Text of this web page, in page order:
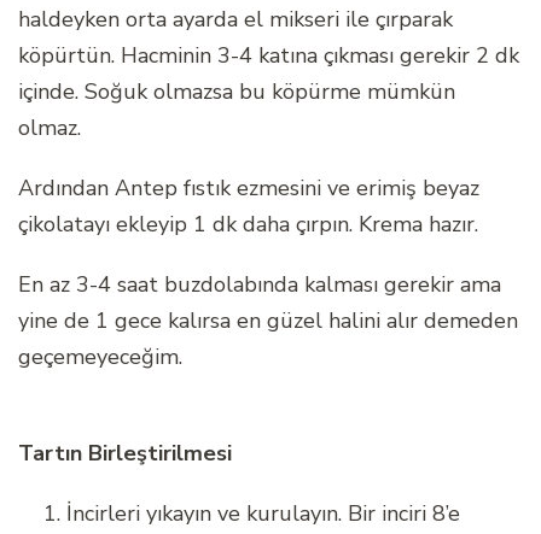
haldeyken orta ayarda el mikseri ile çırparak
köpürtün. Hacminin 3-4 katına çıkması gerekir 2 dk
içinde. Soğuk olmazsa bu köpürme mümkün
olmaz.
Ardından Antep fıstık ezmesini ve erimiş beyaz
çikolatayı ekleyip 1 dk daha çırpın. Krema hazır.
En az 3-4 saat buzdolabında kalması gerekir ama
yine de 1 gece kalırsa en güzel halini alır demeden
geçemeyeceğim.
Tartın Birleştirilmesi
İncirleri yıkayın ve kurulayın. Bir inciri 8’e